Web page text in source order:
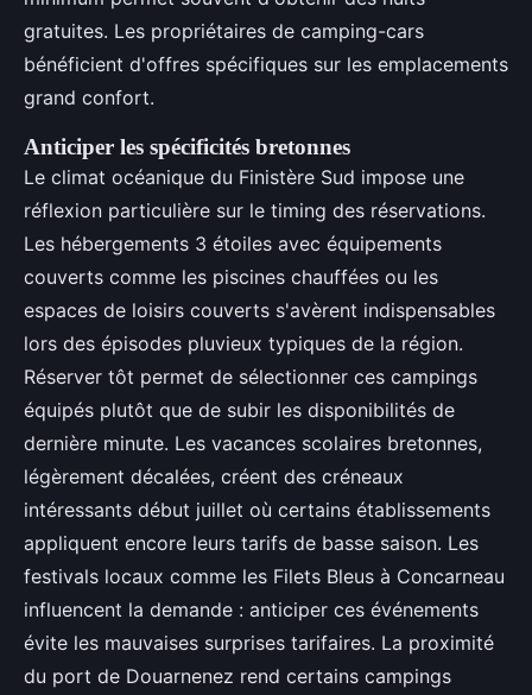
gratuites. Les propriétaires de camping-cars
bénéficient d'offres spécifiques sur les emplacements
grand confort.
Anticiper les spécificités bretonnes
Le climat océanique du Finistère Sud impose une
réflexion particulière sur le timing des réservations.
Les hébergements 3 étoiles avec équipements
couverts comme les piscines chauffées ou les
espaces de loisirs couverts s'avèrent indispensables
lors des épisodes pluvieux typiques de la région.
Réserver tôt permet de sélectionner ces campings
équipés plutôt que de subir les disponibilités de
dernière minute. Les vacances scolaires bretonnes,
légèrement décalées, créent des créneaux
intéressants début juillet où certains établissements
appliquent encore leurs tarifs de basse saison. Les
festivals locaux comme les Filets Bleus à Concarneau
influencent la demande : anticiper ces événements
évite les mauvaises surprises tarifaires. La proximité
du port de Douarnenez rend certains campings